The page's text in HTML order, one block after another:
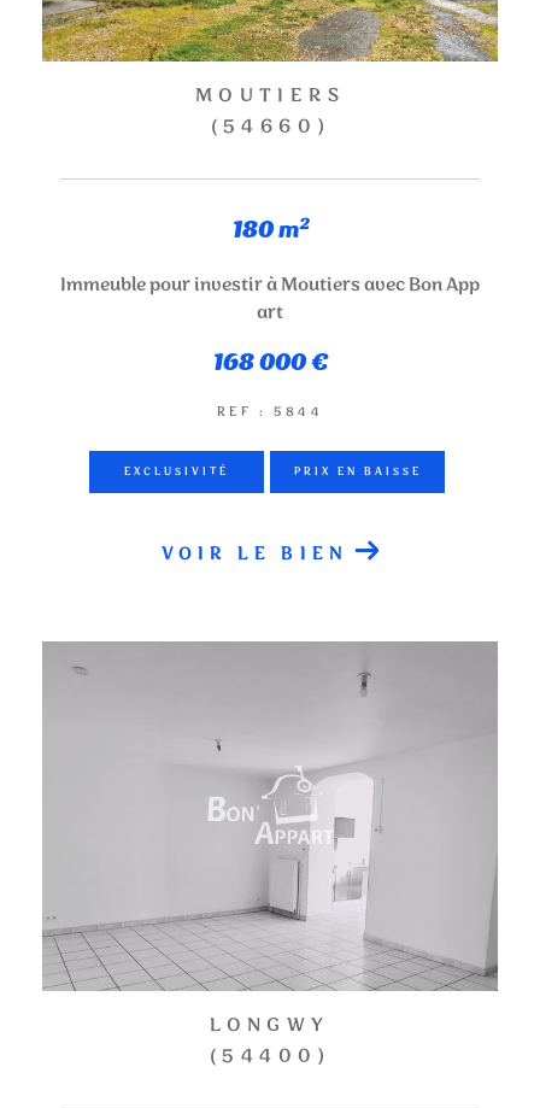
MOUTIERS
(54660)
180 m²
Immeuble pour investir à Moutiers avec Bon App
art
168 000 €
REF : 5844
EXCLUSIVITÉ PRIX EN BAISSE
VOIR LE BIEN
LONGWY
(54400)